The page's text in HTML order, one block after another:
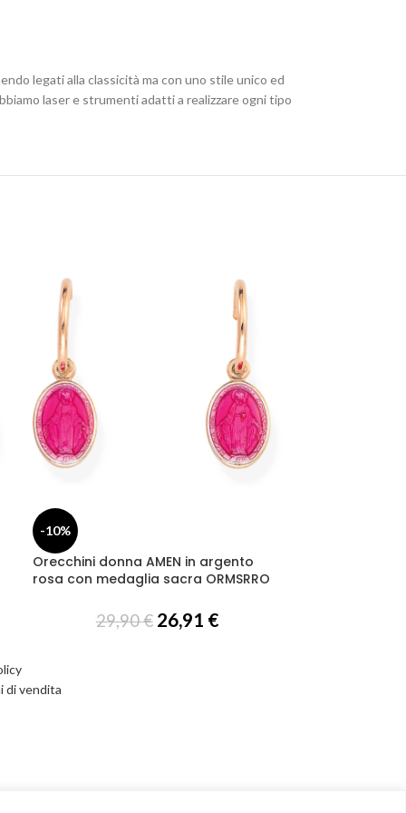
legati alla classicità ma con uno stile unico ed
laser e strumenti adatti a realizzare ogni tipo
-10%
Orecchini donna AMEN in argento
rosa con medaglia sacra ORMSRRO
29,90€ 26,91 €
di vendita